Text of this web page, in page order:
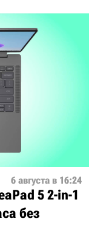
6 августа в 16:24
5 2-in-1
без